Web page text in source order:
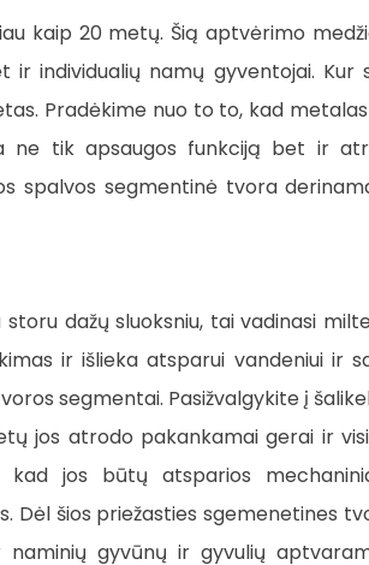
kaip 20 metų. Šią aptvėrimo
individualių namų gyventojai. Kur
Pradėkime nuo to to, kad
ne tik apsaugos funkciją bet ir
spalvos segmentinė tvora
dažų sluoksniu, tai vadinasi
ir išlieka atsparui vandeniui ir
segmentai. Pasižvalgykite į
jos atrodo pakankamai gerai ir
jos būtų atsparios
Dėl šios priežasties sgemenetines
gyvūnų ir gyvulių